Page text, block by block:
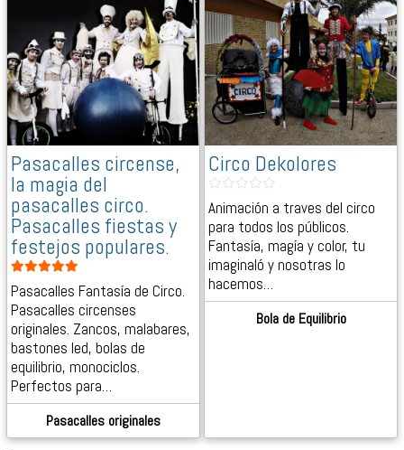
Pasacalles circense,
la magia del
pasacalles circo.
Pasacalles fiestas y
festejos populares.
Pasacalles Fantasía de Circo.
Pasacalles circenses
originales. Zancos, malabares,
bastones led, bolas de
equilibrio, monociclos.
Perfectos para…
Pasacalles originales
Circo Dekolores
Animación a traves del circo
para todos los públicos.
Fantasía, magía y color, tu
imaginaló y nosotras lo
hacemos…
Bola de Equilibrio